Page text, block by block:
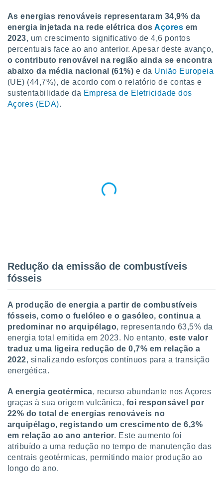
e
com
Pode
na nossa
e
a
caso,
de que
não
cookies
o
ou
Pode
de
ao
através
As energias renováveis representaram 34,9% da
energia injetada na rede elétrica dosAçores em
2023, um crescimento significativo de 4,6 pontos
percentuais face ao ano anterior. Apesar deste avanço,
o contributo renovável na região ainda se encontra
abaixo da média nacional (61%) e da União Europeia
(UE) (44,7%), de acordo com o relatório de contas e
sustentabilidade da Empresa de Eletricidade dos
Açores (EDA).
Redução da emissão de combustíveis
fósseis
A produção de energia a partir de combustíveis
fósseis, como o fuelóleo e o gasóleo, continua a
predominar no arquipélago, representando 63,5% da
energia total emitida em 2023. No entanto, este valor
traduz uma ligeira redução de 0,7% em relação a
2022, sinalizando esforços contínuos para a transição
energética.
A energia geotérmica, recurso abundante nos Açores
graças à sua origem vulcânica, foi responsável por
22% do total de energias renováveis no
arquipélago, registando um crescimento de 6,3%
em relação ao ano anterior. Este aumento foi
atribuído a uma redução no tempo de manutenção das
centrais geotérmicas, permitindo maior produção ao
longo do ano.